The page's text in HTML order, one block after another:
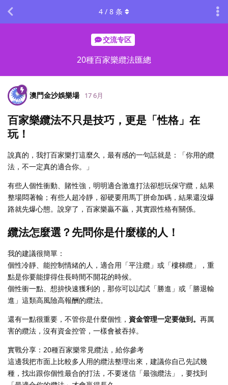
交流专区
20種百家樂纜法匯總
4 / 8 条
澳門金沙娛樂場 17 6月
百家樂纜法不只是技巧，更是「性格」在
玩！
說真的，我打百家樂打這麼久，最有感的一句話就是：「你用的纜
法，不一定真的適合你。」
有些人個性衝動、賭性強，明明適合激進打法卻想玩保守纜，結果
整場悶著輸；有些人超冷靜，卻硬要用馬丁拼命加碼，結果還沒爆
路就先爆心態。說穿了，百家樂贏不贏，其實跟性格有關係。
纜法怎麼選？先問你是什麼樣的人！
我的建議很簡單：
個性冷靜、能控制情緒的人，適合用「平注纜」或「樓梯纜」，重
點是你要能撐得住長時間不開花的時候。
個性衝一點、想拚快速獲利的，那你可以試試「勝進」或「勝退輸
進」這類高風險高報酬的纜法。
還有一點很重要，不管你是什麼個性， 資金管理一定要做到。 再厲
害的纜法，沒有資金控管，一樣會被吞掉。
實戰分享：20種百家樂常見纜法，給你參考
這邊我把市面上比較多人用的纜法整理出來，建議你自己先試幾
種，找出跟你個性最合的打法，不要迷信「最強纜法」，要找到